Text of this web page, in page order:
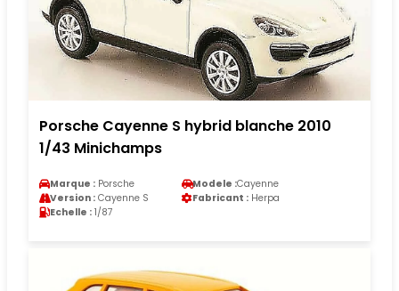
Porsche Cayenne S hybrid blanche 2010
1/43 Minichamps
Marque : Porsche Modele :Cayenne
Version : Cayenne S Fabricant : Herpa
Echelle : 1/87